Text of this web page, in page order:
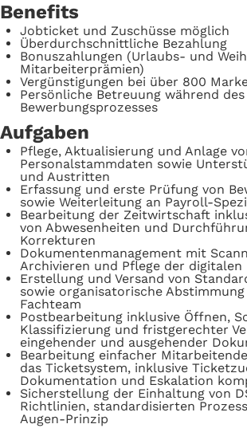
Benefits
Jobticket und Zuschüsse möglich
Überdurchschnittliche Bezahlung
Bonuszahlungen (Urlaubs- und
Mitarbeiterprämien)
Vergünstigungen bei über 800
Persönliche Betreuung während
Bewerbungsprozesses
Aufgaben
Pflege, Aktualisierung und Anlage
Personalstammdaten sowie
und Austritten
Erfassung und erste Prüfung von
sowie Weiterleitung an Payroll-
Bearbeitung der Zeitwirtschaft
von Abwesenheiten und
Korrekturen
Dokumentenmanagement mit
Archivieren und Pflege der digitalen
Erstellung und Versand von
sowie organisatorische
Fachteam
Postbearbeitung inklusive Öffnen,
Klassifizierung und fristgerechter
eingehender und ausgehender
Bearbeitung einfacher
das Ticketsystem, inklusive
Dokumentation und Eskalation
Sicherstellung der Einhaltung von
Richtlinien, standardisierten
Augen-Prinzip